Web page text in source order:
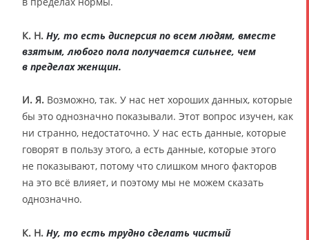
К. Н. Ну, то есть дисперсия по всем людям, вместе
взятым, любого пола получается сильнее, чем
в пределах женщин.
И. Я. Возможно, так. У нас нет хороших данных, которые
бы это однозначно показывали. Этот вопрос изучен, как
ни странно, недостаточно. У нас есть данные, которые
говорят в пользу этого, а есть данные, которые этого
не показывают, потому что слишком много факторов
на это всё влияет, и поэтому мы не можем сказать
однозначно.
К. Н. Ну, то есть трудно сделать чистый